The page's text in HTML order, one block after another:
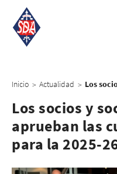
Inicio > Actualidad >
Los socios y
aprueban las
para la 2025-